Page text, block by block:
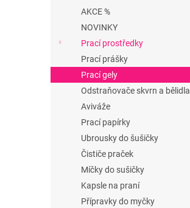
a
AKCE %
NOVINKY
Prací prostředky
Prací prášky
Prací gely
Odstraňovače skvrn a bělidla
Aviváže
Prací papírky
Ubrousky do šušičky
Čističe praček
Míčky do sušičky
Kapsle na praní
Přípravky do myčky